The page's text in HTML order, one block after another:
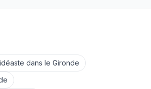
dans le Gironde